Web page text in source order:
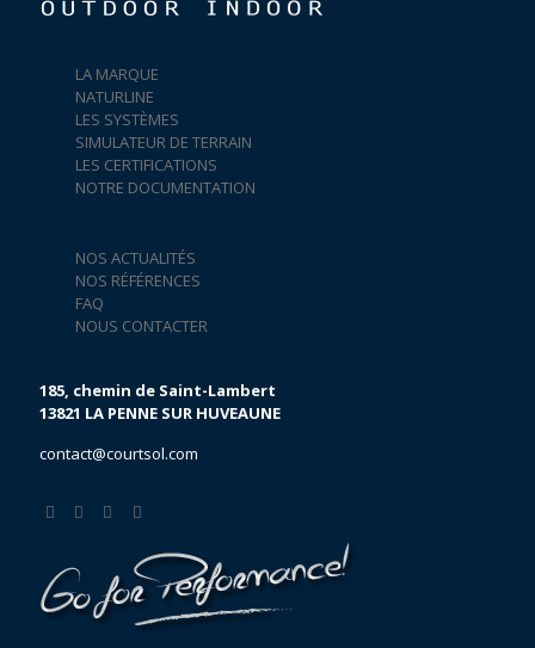
LA MARQUE
NATURLINE
LES SYSTÈMES
SIMULATEUR DE TERRAIN
LES CERTIFICATIONS
NOTRE DOCUMENTATION
NOS ACTUALITÉS
NOS RÉFÉRENCES
FAQ
NOUS CONTACTER
185, chemin de Saint-Lambert
13821 LA PENNE SUR HUVEAUNE
contact@courtsol.com